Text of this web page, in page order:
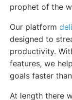
prophet of the
Our platform
designed to
productivity.
features, we
goals faster
At length there